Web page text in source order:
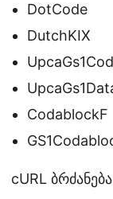
DotCode
DutchKIX
CodablockF
cURL ბრძანება